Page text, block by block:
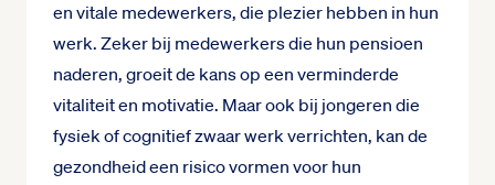
en vitale medewerkers, die plezier hebben in hun
werk. Zeker bij medewerkers die hun pensioen
naderen, groeit de kans op een verminderde
vitaliteit en motivatie. Maar ook bij jongeren die
fysiek of cognitief zwaar werk verrichten, kan de
gezondheid een risico vormen voor hun